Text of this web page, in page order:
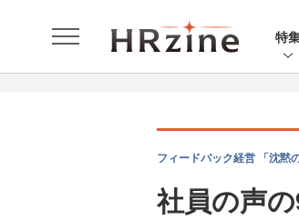
特
フィードバック経営 「沈黙
社員の声